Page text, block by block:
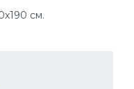
см.